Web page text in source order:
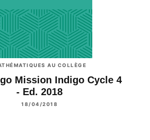
AU COLLÈGE
Mission Indigo Cycle 4
- Ed. 2018
18/04/2018